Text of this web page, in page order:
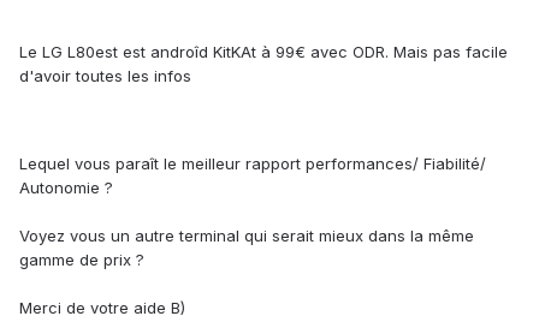
Le LG L80est est androîd KitKAt à 99€ avec ODR. Mais pas facile
d'avoir toutes les infos
Lequel vous paraît le meilleur rapport performances/ Fiabilité/
Autonomie ?
Voyez vous un autre terminal qui serait mieux dans la même
gamme de prix ?
Merci de votre aide B)